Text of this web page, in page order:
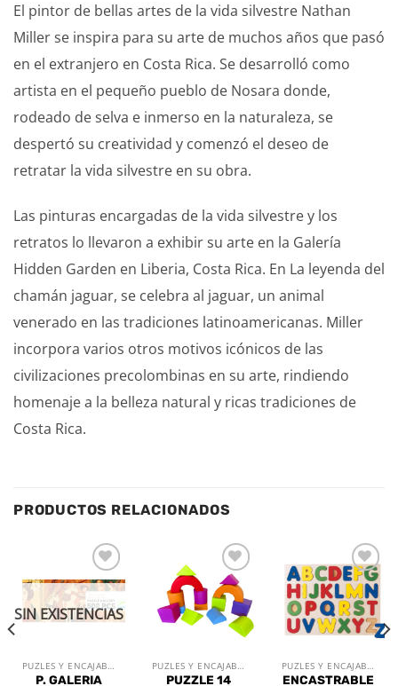
El pintor de bellas artes de la vida silvestre Nathan
Miller se inspira para su arte de muchos años que pasó
en el extranjero en Costa Rica. Se desarrolló como
artista en el pequeño pueblo de Nosara donde,
rodeado de selva e inmerso en la naturaleza, se
despertó su creatividad y comenzó el deseo de
retratar la vida silvestre en su obra.
Las pinturas encargadas de la vida silvestre y los
retratos lo llevaron a exhibir su arte en la Galería
Hidden Garden en Liberia, Costa Rica. En La leyenda del
chamán jaguar, se celebra al jaguar, un animal
venerado en las tradiciones latinoamericanas. Miller
incorpora varios otros motivos icónicos de las
civilizaciones precolombinas en su arte, rindiendo
homenaje a la belleza natural y ricas tradiciones de
Costa Rica.
PRODUCTOS RELACIONADOS
Añadir
a la
lista de
deseos
SIN EXISTENCIAS
P. GALERIA
Añadir
a la
lista de
deseos
PUZZLE 14
Añadir
a la
lista de
deseos
ENCASTRABLE